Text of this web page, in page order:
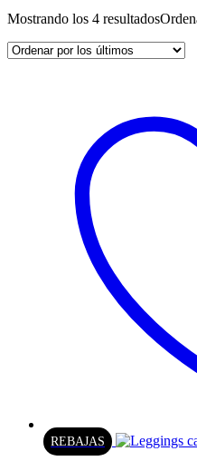
Mostrando los 4 resultados
REBAJAS